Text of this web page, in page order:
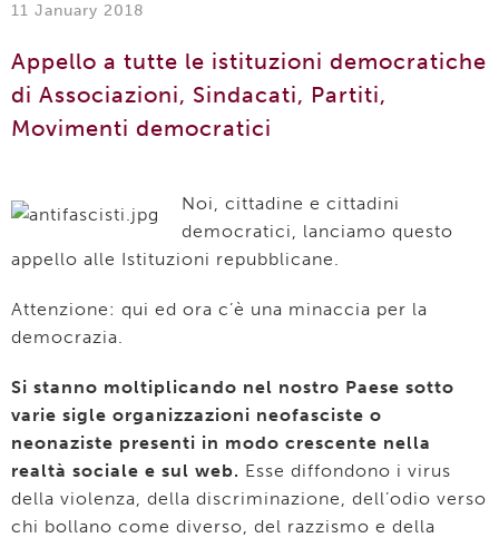
11 January 2018
Appello a tutte le istituzioni democratiche
di Associazioni, Sindacati, Partiti,
Movimenti democratici
Noi, cittadine e cittadini
democratici, lanciamo questo
appello alle Istituzioni repubblicane.
Attenzione: qui ed ora c’è una minaccia per la
democrazia.
Si stanno moltiplicando nel nostro Paese sotto
varie sigle organizzazioni neofasciste o
neonaziste presenti in modo crescente nella
realtà sociale e sul web. Esse diffondono i virus
della violenza, della discriminazione, dell’odio verso
chi bollano come diverso, del razzismo e della